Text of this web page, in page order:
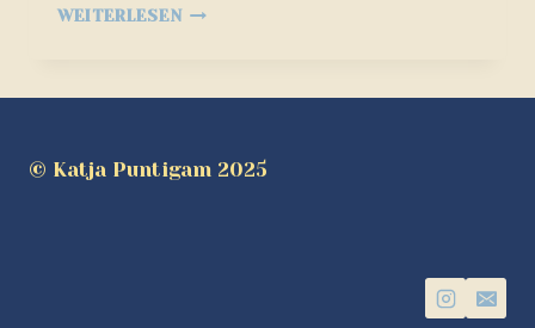
WEITERLESEN§97
© Katja Puntigam 2025